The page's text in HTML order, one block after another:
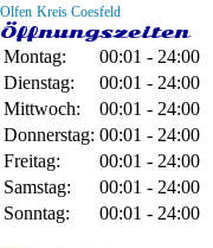
Olfen Kreis Coesfeld
Öffnungszeiten
Montag:
00:01 - 24:00
Dienstag:
00:01 - 24:00
Mittwoch:
00:01 - 24:00
Donnerstag: 00:01 - 24:00
Freitag:
00:01 - 24:00
Samstag:
00:01 - 24:00
Sonntag:
00:01 - 24:00